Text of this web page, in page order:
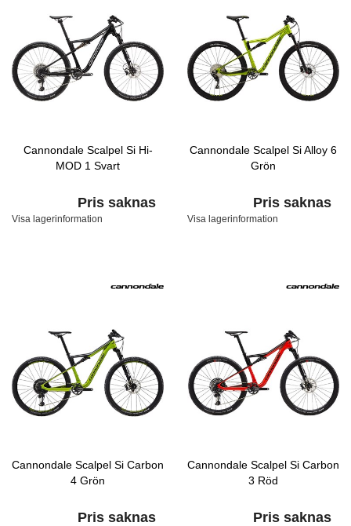
Cannondale Scalpel Si Hi-
MOD 1 Svart
Pris saknas
Visa lagerinformation
Cannondale Scalpel Si Alloy 6
Grön
Pris saknas
Visa lagerinformation
Cannondale Scalpel Si Carbon
4 Grön
Pris saknas
Cannondale Scalpel Si Carbon
3 Röd
Pris saknas